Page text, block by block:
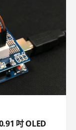
吋 OLED